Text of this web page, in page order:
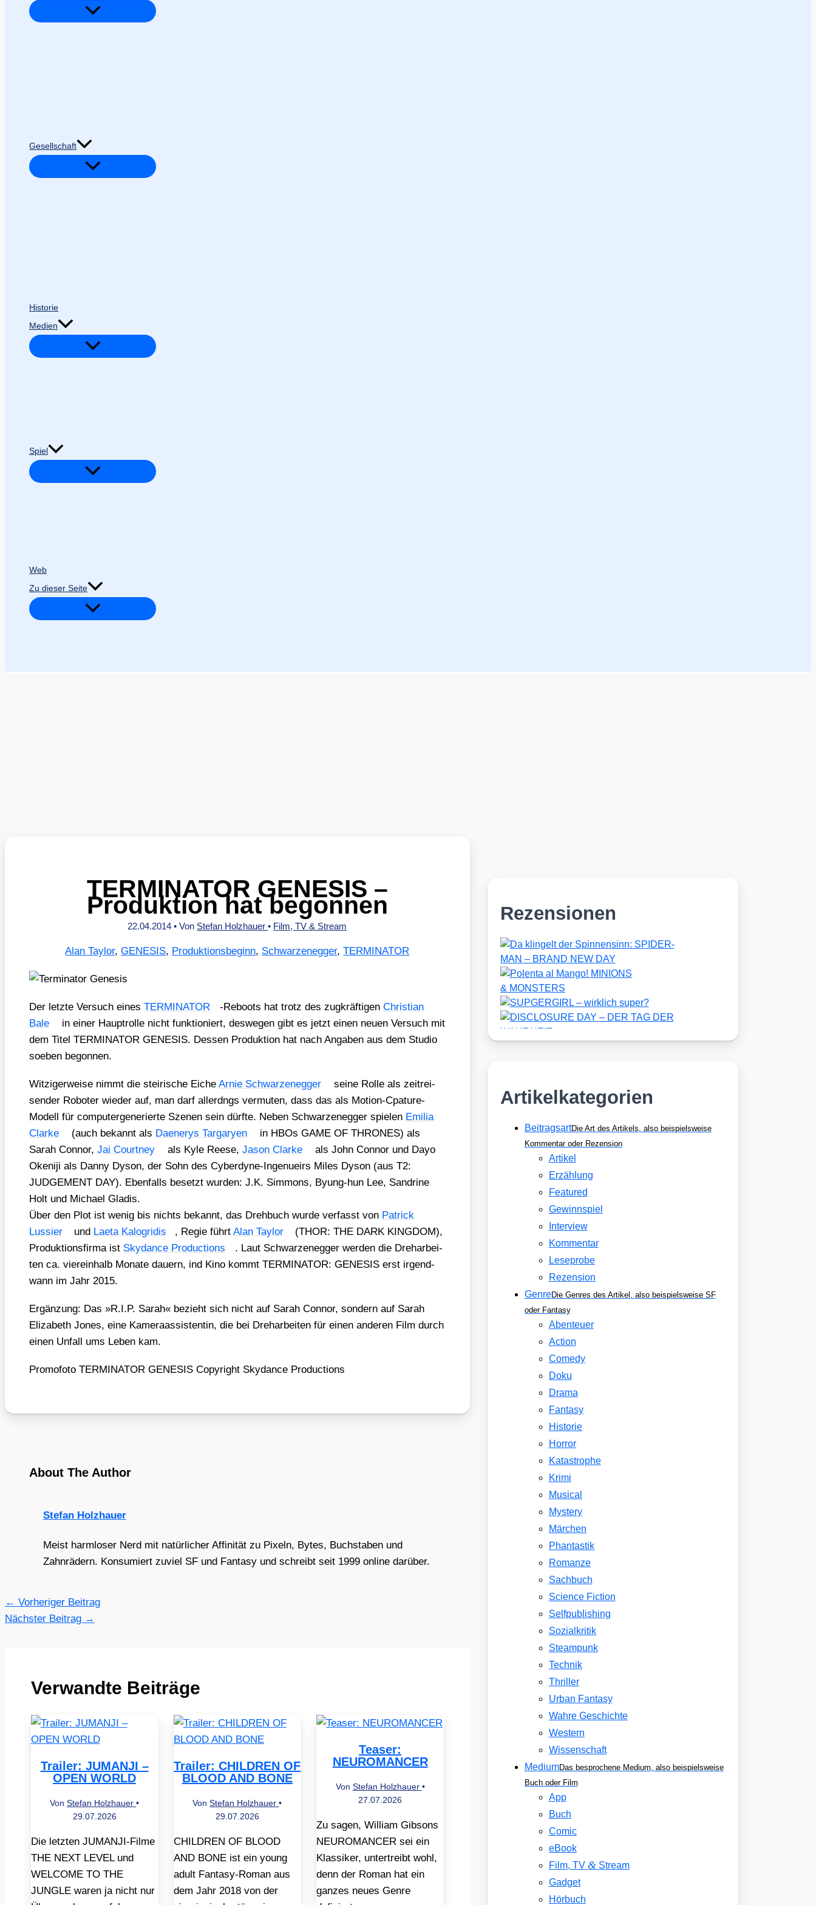
Gesellschaft
Historie
Medien
Spiel
Web
Zu dieser Seite
TERMINATOR GENESIS –
Produktion hat begonnen
22.04.2014• Von Stefan Holzhauer• Film, TV & Stream
Alan Taylor,GENESIS, Produktionsbeginn, Schwarzenegger,TERMINATOR
Der letz­te Ver­such eines TERMINATOR -Reboots hat trotz des zug­kräf­ti­gen Chris­ti­an
Bale
in einer Haupt­rol­le nicht funk­tio­niert, des­we­gen gibt es jetzt einen neu­en Ver­such mit
dem Titel TERMINATOR GENESIS. Des­sen Pro­duk­ti­on hat nach Anga­ben aus dem Stu­dio
soeben begon­nen.
Wit­zi­ger­wei­se nimmt die stei­ri­sche Eiche Arnie Schwar­zen­eg­ger
sei­ne Rol­le als zeit­rei­
sen­der Robo­ter wie­der auf, man darf aller­dngs ver­mu­ten, dass das als Moti­on-Cpa­tu­re-
Modell für com­pu­ter­ge­nerier­te Sze­nen sein dürf­te. Neben Schwar­zen­eg­ger spie­len Emi­lia
Clar­ke
(auch bekannt als Dae­nerys Tar­ga­ry­en
in HBOs GAME OF THRONES) als
Sarah Con­nor, Jai Court­ney als Kyle Ree­se, Jason Clar­ke
als John Con­nor und Dayo
Oke­ni­ji als Dan­ny Dys­on, der Sohn des Cyber­dy­ne-Ingen­ueirs Miles Dys­on (aus T2:
JUDGEMENT DAY). Eben­falls besetzt wur­den: J.K. Sim­mons, Byung-hun Lee, Sand­ri­ne
Holt und Micha­el Gla­dis.
Über den Plot ist wenig bis nichts bekannt, das Dreh­buch wur­de ver­fasst von Patrick
Lussier
und Laeta Kalogri­dis , Regie führt Alan Tay­lor
(THOR: THE DARK KINGDOM),
Pro­duk­ti­ons­fir­ma ist Sky­dance Pro­duc­tions
. Laut Schwar­zen­eg­ger wer­den die Dreh­ar­bei­
ten ca. vier­ein­halb Mona­te dau­ern, ind Kino kommt TERMINATOR: GENESIS erst irgend­
wann im Jahr 2015.
Ergän­zung: Das »R.I.P. Sarah« bezieht sich nicht auf Sarah Con­nor, son­dern auf Sarah
Eliza­beth Jones, eine Kame­ra­as­sis­ten­tin, die bei Dreh­ar­bei­ten für einen ande­ren Film durch
einen Unfall ums Leben kam.
Pro­mo­fo­to TERMINATOR GENESIS Copy­right Sky­dance Pro­duc­tions
About The Author
Stefan Holzhauer
Meist harmloser Nerd mit natürlicher Affinität zu Pixeln, Bytes, Buchstaben und
Zahnrädern. Konsumiert zuviel SF und Fantasy und schreibt seit 1999 online darüber.
← Vorheriger Beitrag
Nächster Beitrag →
Verwandte Beiträge
Trailer: JUMANJI –
OPEN WORLD
VonStefan Holzhauer•
29.07.2026
Die letzten JUMANJI-Filme
THE NEXT LEVEL und
WELCOME TO THE
JUNGLE waren ja nicht nur
Trailer: CHILDREN OF
BLOOD AND BONE
VonStefan Holzhauer•
29.07.2026
CHILDREN OF BLOOD
AND BONE ist ein young
adult Fantasy-Roman aus
dem Jahr 2018 von der
Teaser:
NEUROMANCER
Von Stefan Holzhauer •
27.07.2026
Zu sagen, William Gibsons
NEUROMANCER sei ein
Klassiker, untertreibt wohl,
denn der Roman hat ein
ganzes neues Genre
Rezensionen
Artikelkategorien
BeitragsartDie Art des Artikels, also beispielsweise
Kommentar oder Rezension
Artikel
Erzählung
Featured
Gewinnspiel
Interview
Kommentar
Leseprobe
Rezension
GenreDie Genres des Artikel, also beispielsweise SF
oder Fantasy
Abenteuer
Action
Comedy
Doku
Drama
Fantasy
Historie
Horror
Katastrophe
Krimi
Musical
Mystery
Märchen
Phantastik
Romanze
Sachbuch
Science Fiction
Selfpublishing
Sozialkritik
Steampunk
Technik
Thriller
Urban Fantasy
Wahre Geschichte
Western
Wissenschaft
MediumDas besprochene Medium, also beispielsweise
Buch oder Film
App
Buch
Comic
eBook
Film, TV &Stream
Gadget
Hörbuch